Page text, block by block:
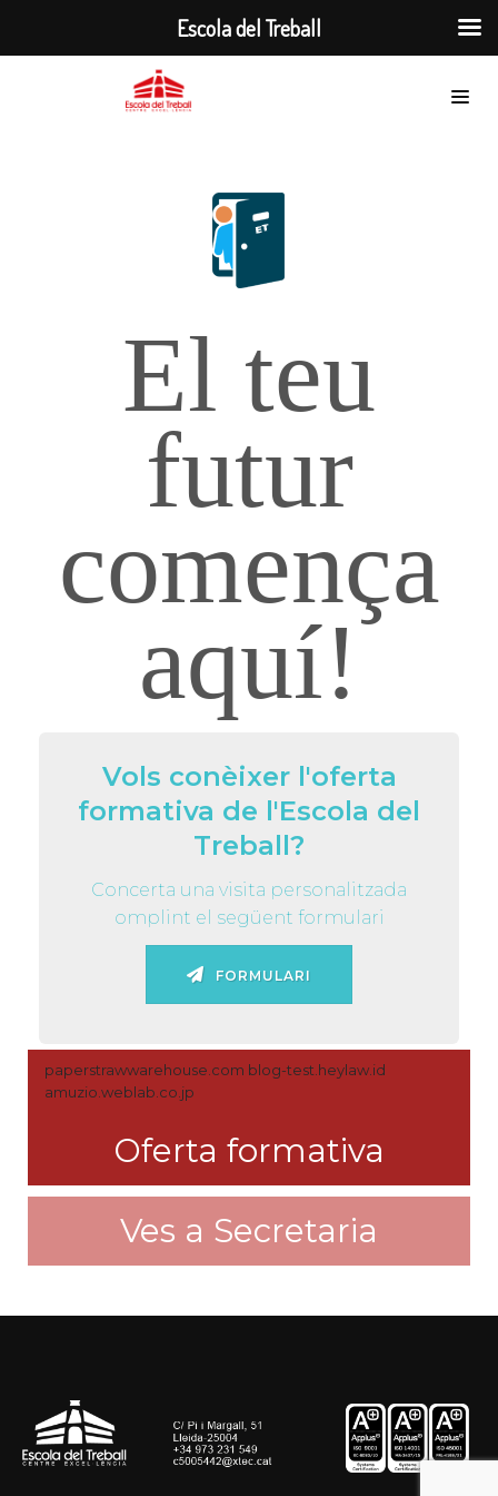
El teu
futur
comença
aquí!
Vols conèixer l'oferta
formativa de l'Escola del
Treball?
Concerta una visita personalitzada
omplint el següent formulari
FORMULARI
paperstrawwarehouse.com blog-test.heylaw.id
amuzio.weblab.co.jp
Oferta formativa
Ves a Secretaria
Escola del Treball